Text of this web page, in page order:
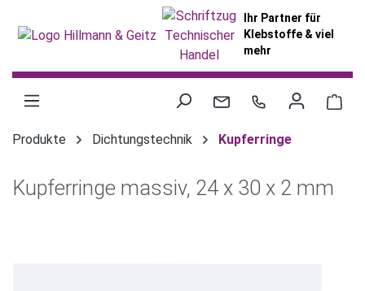
Ihr Partner für
Klebstoffe & viel
mehr
Produkte Dichtungstechnik Kupferringe
Kupferringe massiv, 24 x 30 x 2 mm